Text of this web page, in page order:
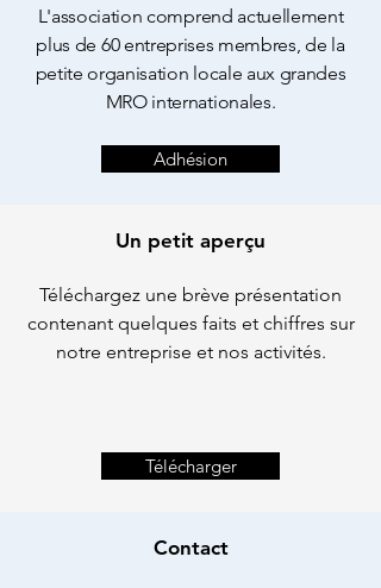
L'association comprend actuellement
plus de 60 entreprises membres, de la
petite organisation locale aux grandes
MRO internationales.
Adhésion
Un petit aperçu
Téléchargez une brève présentation
contenant quelques faits et chiffres sur
notre entreprise et nos activités.
Télécharger
Contact